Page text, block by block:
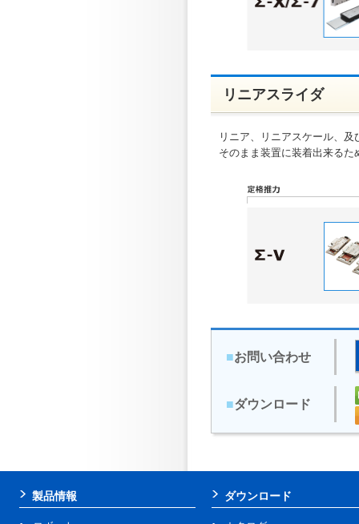
リニアスライダ
リニア、リニアスケール、
そのまま装置に装着出来る
■お問い合わせ
■ダウンロード
製品情報 ダウンロード